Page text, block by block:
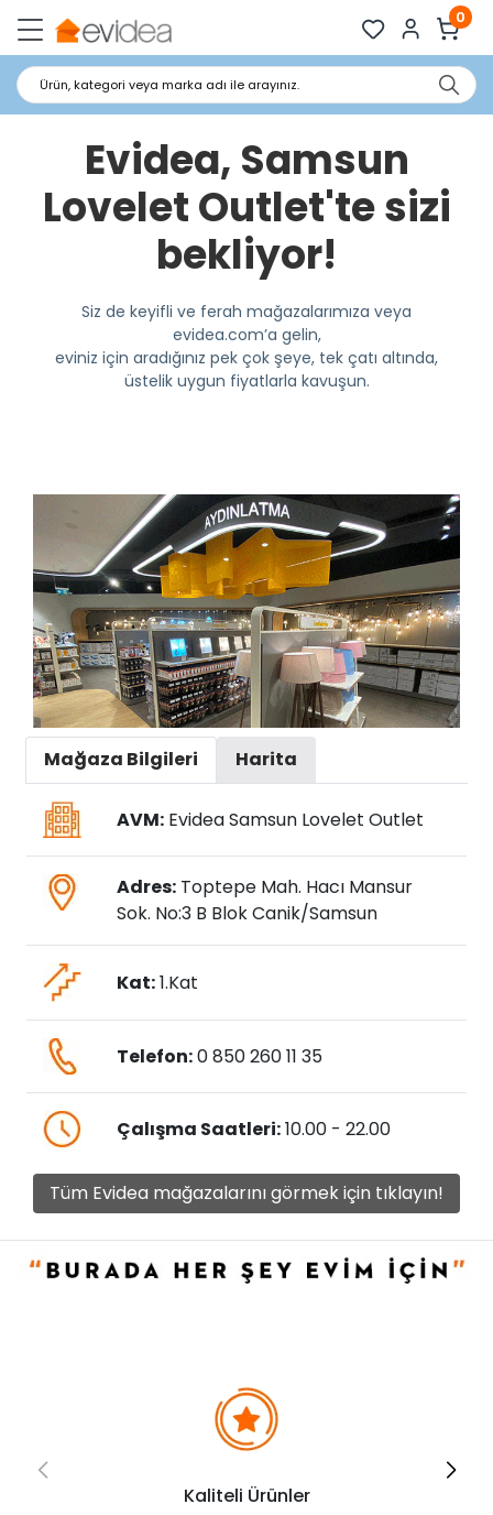
0
Ürün, kategori veya marka adı ile arayınız.
Evidea, Samsun
Lovelet Outlet'te sizi
bekliyor!
Siz de keyifli ve ferah mağazalarımıza veya
evidea.com’a gelin,
eviniz için aradığınız pek çok şeye, tek çatı altında,
üstelik uygun fiyatlarla kavuşun.
Mağaza Bilgileri Harita
AVM:Evidea Samsun Lovelet Outlet
Adres:Toptepe Mah. Hacı Mansur
Sok. No:3 B Blok Canik/Samsun
Kat:1.Kat
Telefon:0 850 260 11 35
Çalışma Saatleri:10.00 - 22.00
Tüm Evidea mağazalarını görmek için tıklayın!
Kaliteli Ürünler